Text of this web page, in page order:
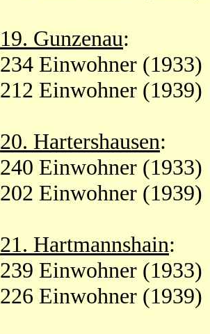
19. Gunzenau:
234 Einwohner (1933)
212 Einwohner (1939)
20. Hartershausen:
240 Einwohner (1933)
202 Einwohner (1939)
21. Hartmannshain:
239 Einwohner (1933)
226 Einwohner (1939)